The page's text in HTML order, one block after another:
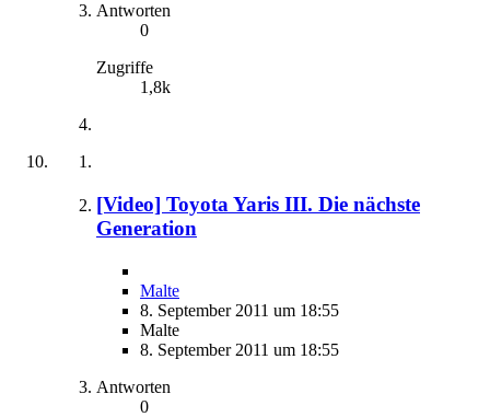
Antworten
0
Zugriffe
1,8k
[Video] Toyota Yaris III. Die nächste
Generation
Malte
8. September 2011 um 18:55
Malte
8. September 2011 um 18:55
Antworten
0